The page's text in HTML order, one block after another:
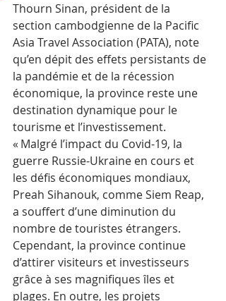
Thourn Sinan, président de la
section cambodgienne de la Pacific
Asia Travel Association (PATA), note
qu’en dépit des effets persistants de
la pandémie et de la récession
économique, la province reste une
destination dynamique pour le
tourisme et l’investissement.
« Malgré l’impact du Covid-19, la
guerre Russie-Ukraine en cours et
les défis économiques mondiaux,
Preah Sihanouk, comme Siem Reap,
a souffert d’une diminution du
nombre de touristes étrangers.
Cependant, la province continue
d’attirer visiteurs et investisseurs
grâce à ses magnifiques îles et
plages. En outre, les projets